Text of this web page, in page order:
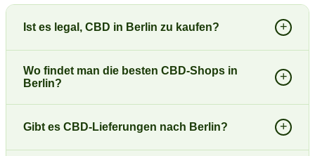
Ist es legal, CBD in Berlin zu kaufen? +
Wo findet man die besten CBD-Shops in
Berlin?
+
Gibt es CBD-Lieferungen nach Berlin? +